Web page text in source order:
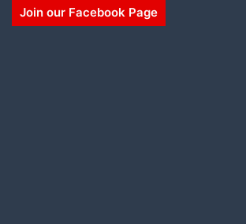
Join our Facebook Page